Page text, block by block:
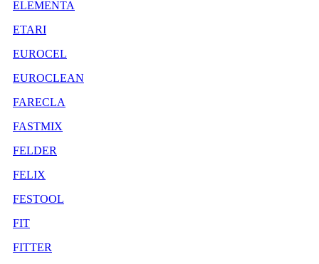
ELEMENTA
ETARI
EUROCEL
EUROCLEAN
FARECLA
FASTMIX
FELDER
FELIX
FESTOOL
FIT
FITTER